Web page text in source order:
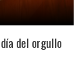
del orgullo